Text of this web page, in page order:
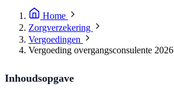
Home
Zorgverzekering
Vergoedingen
Vergoeding overgangsconsulente 2026
Inhoudsopgave